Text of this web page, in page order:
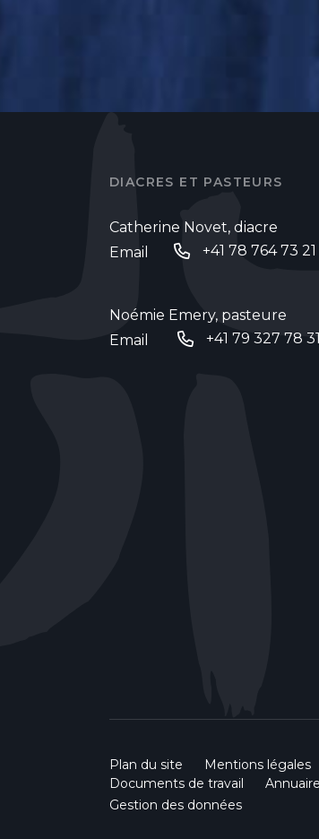
DIACRES ET PASTEURS
Catherine Novet, diacre
Email
+41 78 764 73 21
Noémie Emery, pasteure
Email
+41 79 327 78 31
Plan du site Mentions légales
Documents de travail
Gestion des données